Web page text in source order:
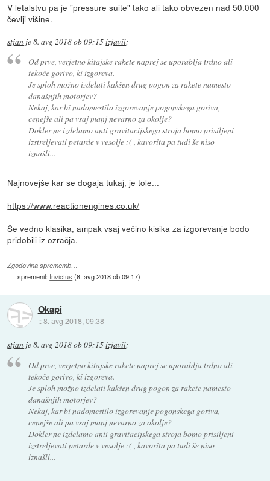
V letalstvu pa je "pressure suite" tako ali tako obvezen nad 50.000
čevlji višine.
stjan je8. avg 2018 ob 09:15izjavil:
Od prve, verjetno kitajske rakete naprej se uporablja trdno ali
tekoče gorivo, ki izgoreva.
Je sploh možno izdelati kakšen drug pogon za rakete namesto
današnjih motorjev?
Nekaj, kar bi nadomestilo izgorevanje pogonskega goriva,
cenejše ali pa vsaj manj nevarno za okolje?
Dokler ne izdelamo anti gravitacijskega stroja bomo prisiljeni
izstreljevati petarde v vesolje :( , kavorita pa tudi še niso
iznašli...
Najnovejše kar se dogaja tukaj, je tole...
https://www.reactionengines.co.uk/
Še vedno klasika, ampak vsaj večino kisika za izgorevanje bodo
pridobili iz ozračja.
Zgodovina sprememb…
spremenil: Invictus (8. avg 2018 ob 09:17)
Okapi
::8. avg 2018, 09:38
stjan je8. avg 2018 ob 09:15izjavil:
Od prve, verjetno kitajske rakete naprej se uporablja trdno ali
tekoče gorivo, ki izgoreva.
Je sploh možno izdelati kakšen drug pogon za rakete namesto
današnjih motorjev?
Nekaj, kar bi nadomestilo izgorevanje pogonskega goriva,
cenejše ali pa vsaj manj nevarno za okolje?
Dokler ne izdelamo anti gravitacijskega stroja bomo prisiljeni
izstreljevati petarde v vesolje :( , kavorita pa tudi še niso
iznašli...